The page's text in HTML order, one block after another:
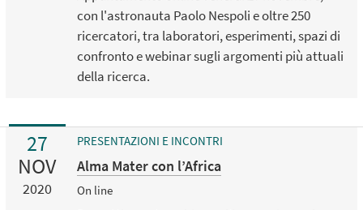
con l'astronauta Paolo Nespoli e oltre 250
ricercatori, tra laboratori, esperimenti, spazi di
confronto e webinar sugli argomenti più attuali
della ricerca.
27
NOV
2020
PRESENTAZIONI E INCONTRI
Alma Mater con l’Africa
On line